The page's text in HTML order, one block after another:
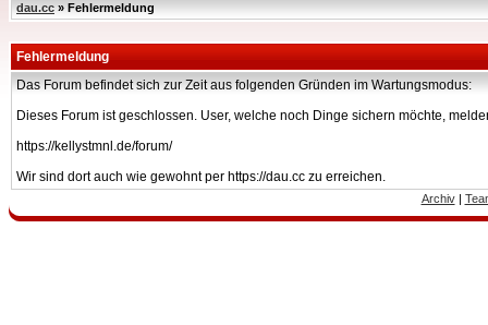
dau.cc » Fehlermeldung
Fehlermeldung
Das Forum befindet sich zur Zeit aus folgenden Gründen im Wartungsmodus:
Dieses Forum ist geschlossen. User, welche noch Dinge sichern möchte,
https://kellystmnl.de/forum/
Wir sind dort auch wie gewohnt per https://dau.cc zu erreichen.
Archiv|